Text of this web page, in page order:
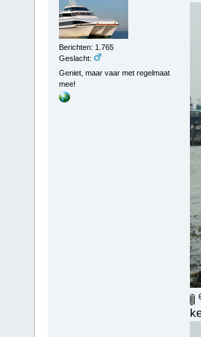
Berichten: 1.765
Geslacht:
Geniet, maar vaar met regelmaat
mee!